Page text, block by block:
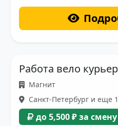
Работа вело
Магнит
Санкт-Петербург и еще
до 5,500 ₽ за смену